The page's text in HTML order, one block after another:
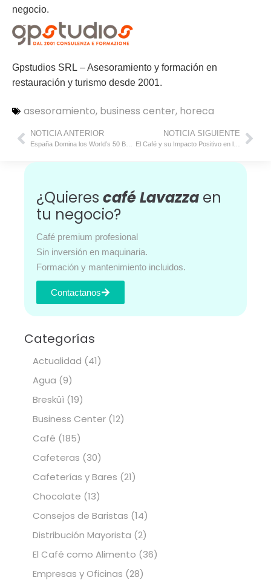
negocio.
Gpstudios SRL – Asesoramiento y formación en
restauración y turismo desde 2001.
asesoramiento, business center, horeca
NOTICIA ANTERIOR NOTICIA SIGUIENTE
¿Quieres café Lavazza en
tu negocio?
Café premium profesional
Sin inversión en maquinaria.
Formación y mantenimiento incluidos.
Contactanos
Categorías
Actualidad (41)
Agua (9)
Bresküì (19)
Business Center (12)
Café (185)
Cafeteras (30)
Cafeterías y Bares (21)
Chocolate (13)
Consejos de Baristas (14)
Distribución Mayorista (2)
El Café como Alimento (36)
Empresas y Oficinas (28)